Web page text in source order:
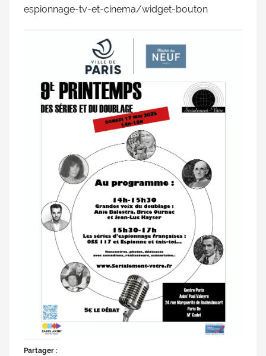
espionnage-tv-et-cinema/widget-bouton
Partager :